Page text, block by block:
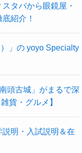
タバから眼鏡屋・
紹介！
」の yoyo Specialty
頭古城」がまるで深
貨・グルメ】
明・入試説明＆在